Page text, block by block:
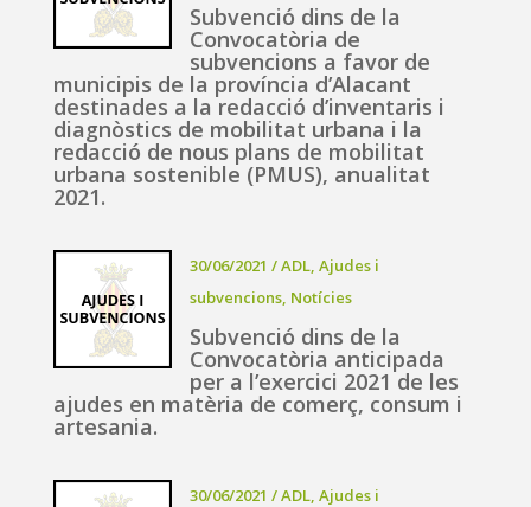
Subvenció dins de la
Convocatòria de
subvencions a favor de
municipis de la província d’Alacant
destinades a la redacció d’inventaris i
diagnòstics de mobilitat urbana i la
redacció de nous plans de mobilitat
urbana sostenible (PMUS), anualitat
2021.
30/06/2021 /ADL, Ajudes i
subvencions, Notícies
Subvenció dins de la
Convocatòria anticipada
per a l’exercici 2021 de les
ajudes en matèria de comerç, consum i
artesania.
30/06/2021 /ADL, Ajudes i